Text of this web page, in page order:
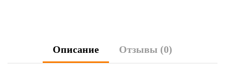
Описание Отзывы (0)